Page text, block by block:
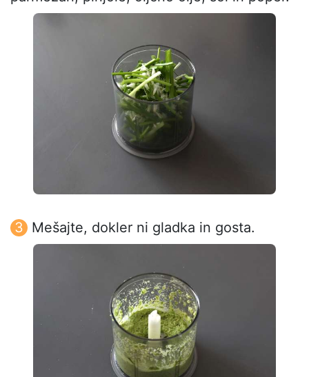
Mešajte, dokler ni gladka in gosta.